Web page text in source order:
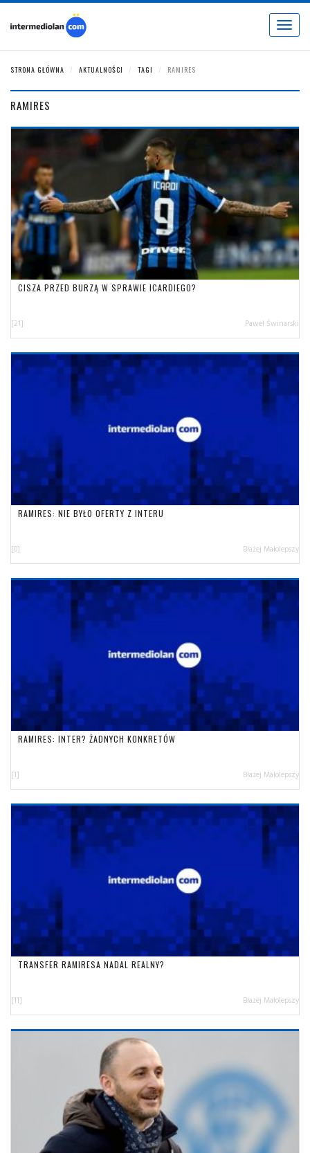
Toggle
STRONA GŁÓWNA AKTUALNOŚCI TAGI RAMIRES
RAMIRES
CISZA PRZED BURZĄ W SPRAWIE ICARDIEGO?
[21] Paweł Świnarski
RAMIRES: NIE BYŁO OFERTY Z INTERU
[0] Błażej Małolepszy
RAMIRES: INTER? ŻADNYCH KONKRETÓW
[1] Błażej Małolepszy
TRANSFER RAMIRESA NADAL REALNY?
[11] Błażej Małolepszy